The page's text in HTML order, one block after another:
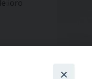
loro